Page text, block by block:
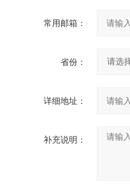
常用邮箱：
省份：
详细地址：
补充说明：